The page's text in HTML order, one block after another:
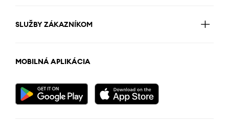
SLUŽBY ZÁKAZNÍKOM
MOBILNÁ APLIKÁCIA